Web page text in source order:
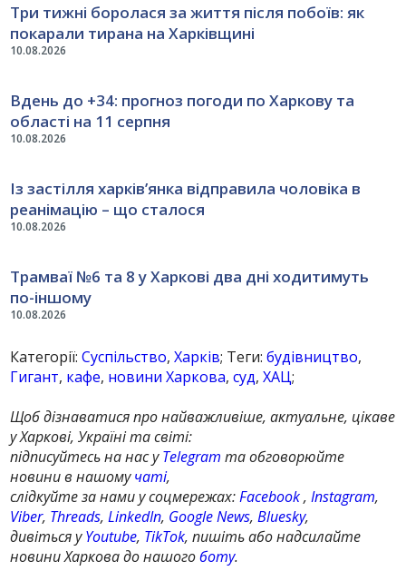
10.08.2026
Три тижні боролася за життя після побоїв: як
покарали тирана на Харківщині
10.08.2026
Вдень до +34: прогноз погоди по Харкову та
області на 11 серпня
10.08.2026
Із застілля харків’янка відправила чоловіка в
реанімацію – що сталося
10.08.2026
Трамваї №6 та 8 у Харкові два дні ходитимуть
по-іншому
Категорії:Суспільство,Харків; Теги:будівництво,
Гигант, кафе, новини Харкова,суд,ХАЦ;
Щоб дізнаватися про найважливіше, актуальне, цікаве
у Харкові, Україні та світі:
підписуйтесь на нас уTelegram та обговорюйте
новини в нашомучаті,
слідкуйте за нами у соцмережах:Facebook,Instagram,
Viber, Threads,LinkedIn, Google News,Bluesky,
дивіться уYoutube, TikTok, пишіть або надсилайте
новини Харкова до нашогоботу.